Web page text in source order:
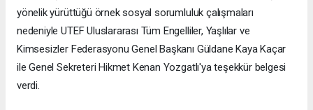
yönelik yürüttüğü örnek sosyal sorumluluk çalışmaları
nedeniyle UTEF Uluslararası Tüm Engelliler, Yaşlılar ve
Kimsesizler Federasyonu Genel Başkanı Güldane Kaya Kaçar
ile Genel Sekreteri Hikmet Kenan Yozgatlı'ya teşekkür belgesi
verdi.